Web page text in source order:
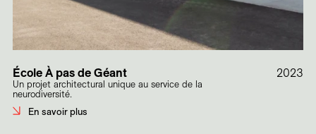
École À pas de Géant
Un projet architectural unique au service de la
neurodiversité.
En savoir plus
2023